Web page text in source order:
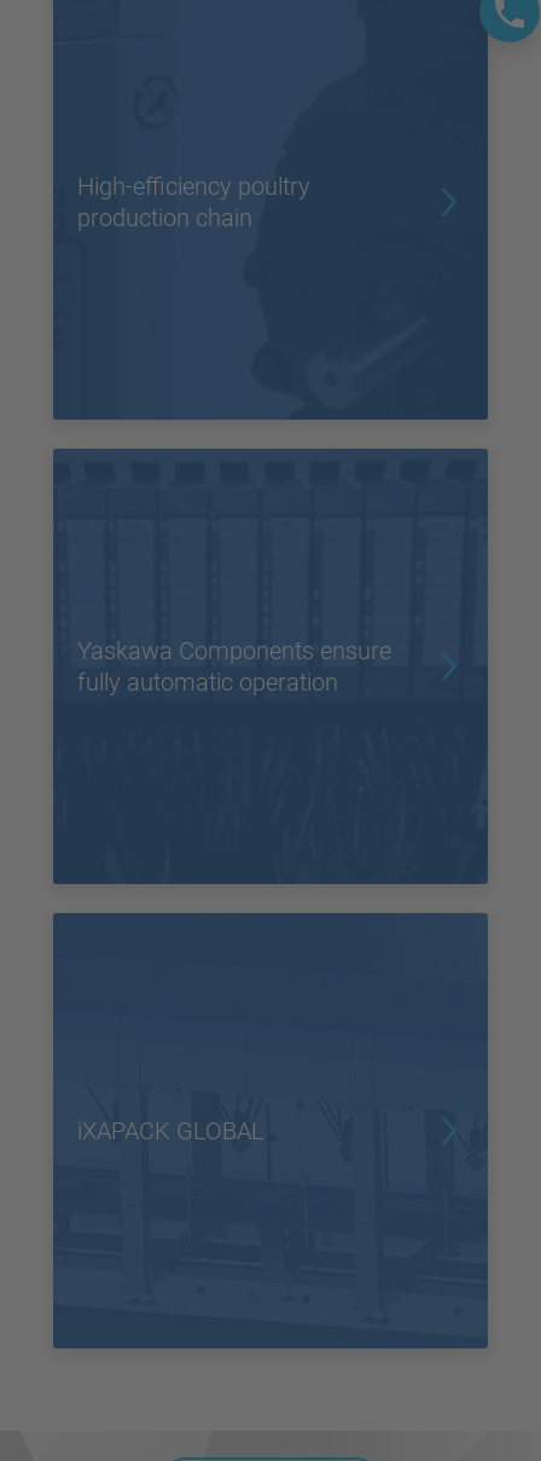
High-efficiency poultry
production chain
Yaskawa Components ensure
fully automatic operation
iXAPACK GLOBAL